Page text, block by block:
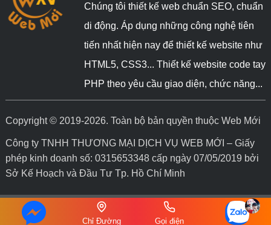
Chúng tôi thiết kế web chuẩn SEO, chuẩn
di động. Áp dụng những công nghệ tiên
tiến nhất hiện nay để thiết kế website như
HTML5, CSS3... Thiết kế website code tay
PHP theo yêu cầu giao diện, chức năng...
Copyright © 2019-2026. Toàn bộ bản quyền thuộc Web Mới
Công ty TNHH THƯƠNG MẠI DỊCH VỤ WEB MỚI – Giấy
phép kinh doanh số: 0315653348 cấp ngày 07/05/2019 bởi
Sở Kế Hoạch và Đầu Tư Tp. Hồ Chí Minh
Chỉ Đường Gọi điện